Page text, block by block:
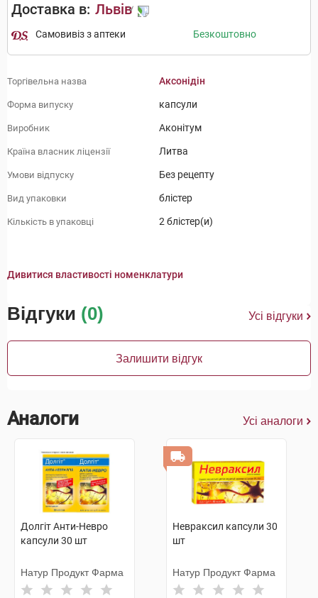
Доставка в: Львів
Самовивіз з аптеки Безкоштовно
Торгівельна назва Аксонідін
Форма випуску капсули
Виробник Аконітум
Країна власник ліцензії Литва
Умови відпуску Без рецепту
Вид упаковки блістер
Кількість в упаковці 2 блістер(и)
Дивитися властивості номенклатури
Відгуки (0) Усі відгуки
Залишити відгук
Аналоги Усі аналоги
Долгіт Анти-Невро
капсули 30 шт
Натур Продукт Фарма
Невраксил капсули 30
шт
Натур Продукт Фарма